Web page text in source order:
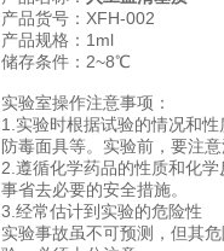
产品货号：XFH-002
产品规格：1ml
储存条件：2~8℃
实验室操作注意事项：
1.实验时根据试验的情况和
防毒面具等。实验前，要注
2.遵循化学药品的性质和化
事省去必要的安全措施。
3.经常估计到实验的危险性
实验事故虽不可预测，但其